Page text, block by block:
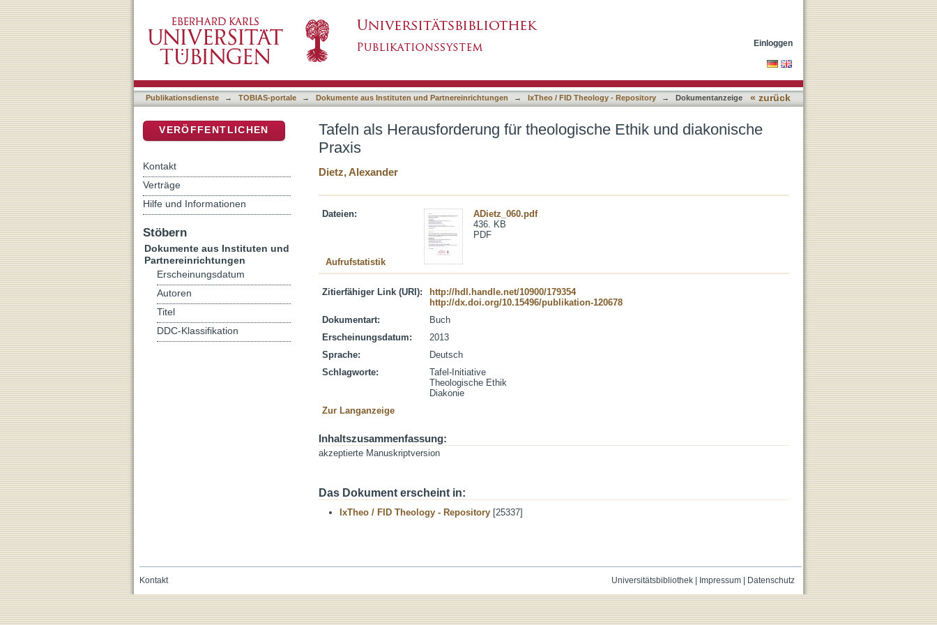
Einloggen
Publikationsdienste → TOBIAS-portale → Dokumente aus Instituten und Partnereinrichtungen → IxTheo / FID Theology - Repository → Dokumentanzeige « zurück
Tafeln als Herausforderung für theologische Ethik und diakonische
Praxis
Dietz, Alexander
Dateien:
ADietz_060.pdf
436. KB
PDF
Aufrufstatistik
Zitierfähiger Link (URI):
http://hdl.handle.net/10900/179354
http://dx.doi.org/10.15496/publikation-120678
Dokumentart:
Buch
Erscheinungsdatum:
2013
Sprache:
Deutsch
Schlagworte:
Tafel-Initiative
Theologische Ethik
Diakonie
Zur Langanzeige
Inhaltszusammenfassung:
akzeptierte Manuskriptversion
Das Dokument erscheint in:
IxTheo / FID Theology - Repository [25337]
VERÖFFENTLICHEN
Kontakt
Verträge
Hilfe und Informationen
Stöbern
Dokumente aus Instituten und
Partnereinrichtungen
Erscheinungsdatum
Autoren
Titel
DDC-Klassifikation
Universitätsbibliothek| Impressum| Datenschutz
Kontakt